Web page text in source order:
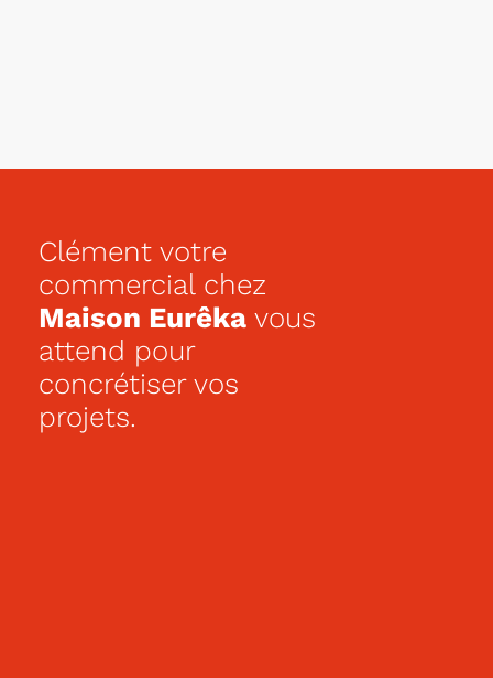
Clément votre
commercial chez
Maison Eurêka vous
attend pour
concrétiser vos
projets.